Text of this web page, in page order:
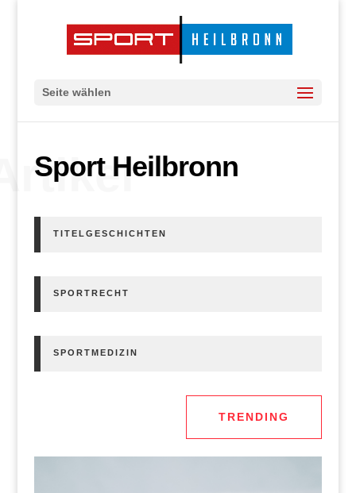
Seite wählen
Sport Heilbronn
TITELGESCHICHTEN
SPORTRECHT
SPORTMEDIZIN
TRENDING